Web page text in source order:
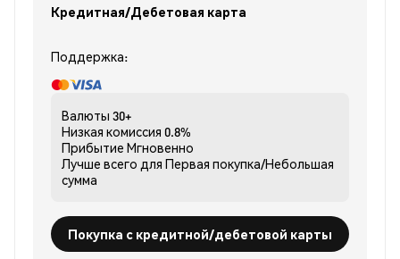
Кредитная/Дебетовая карта
Поддержка:
Валюты 30+
Низкая комиссия 0.8%
Прибытие Мгновенно
Лучше всего для Первая покупка/Небольшая
сумма
Покупка с кредитной/дебетовой карты